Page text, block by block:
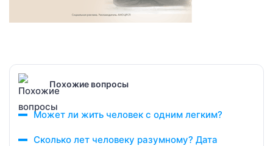
Похожие вопросы
Может ли жить человек с одним легким?
Сколько лет человеку разумному? Дата